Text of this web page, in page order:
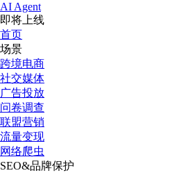
AI Agent
即将上线
首页
场景
跨境电商
社交媒体
广告投放
问卷调查
联盟营销
流量变现
网络爬虫
SEO&品牌保护